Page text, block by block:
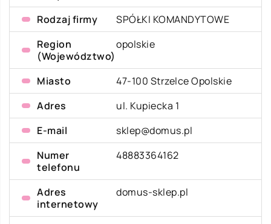
Rodzaj firmy
SPÓŁKI KOMANDYTOWE
Region
(Województwo)
opolskie
Miasto
47-100 Strzelce Opolskie
Adres
ul. Kupiecka 1
E-mail
sklep@domus.pl
Numer
telefonu
48883364162
Adres
internetowy
domus-sklep.pl